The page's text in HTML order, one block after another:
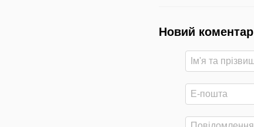
Новий коментар